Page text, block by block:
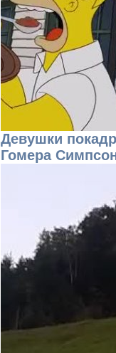
Девушки
Гомера